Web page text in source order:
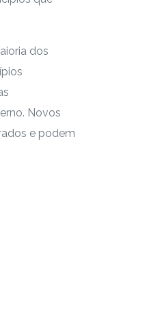
dos
Novos
e podem